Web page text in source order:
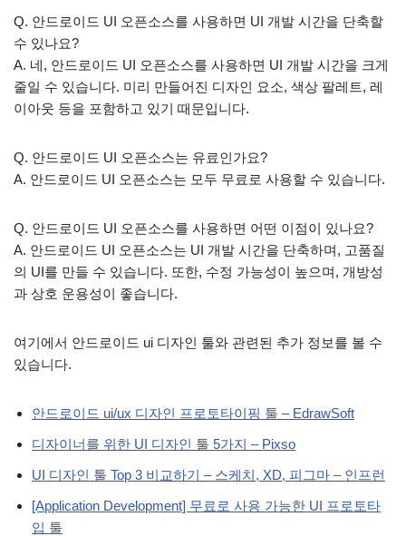
Q. 안드로이드 UI 오픈소스를 사용하면 UI 개발 시간을 단축할
수 있나요?
A. 네, 안드로이드 UI 오픈소스를 사용하면 UI 개발 시간을 크게
줄일 수 있습니다. 미리 만들어진 디자인 요소, 색상 팔레트, 레
이아웃 등을 포함하고 있기 때문입니다.
Q. 안드로이드 UI 오픈소스는 유료인가요?
A. 안드로이드 UI 오픈소스는 모두 무료로 사용할 수 있습니다.
Q. 안드로이드 UI 오픈소스를 사용하면 어떤 이점이 있나요?
A. 안드로이드 UI 오픈소스는 UI 개발 시간을 단축하며, 고품질
의 UI를 만들 수 있습니다. 또한, 수정 가능성이 높으며, 개방성
과 상호 운용성이 좋습니다.
여기에서 안드로이드 ui 디자인 툴와 관련된 추가 정보를 볼 수
있습니다.
안드로이드 ui/ux 디자인 프로토타이핑 툴 – EdrawSoft
디자이너를 위한 UI 디자인 툴 5가지 – Pixso
UI 디자인 툴 Top 3 비교하기 – 스케치, XD, 피그마 – 인프런
[Application Development] 무료로 사용 가능한 UI 프로토타
입 툴